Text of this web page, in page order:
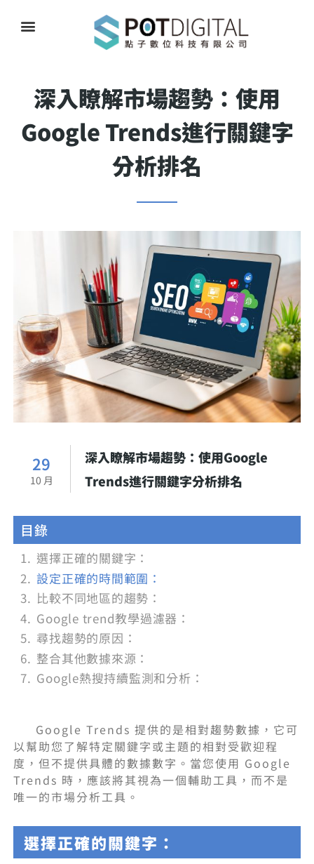
深入瞭解市場趨勢：使用
Google Trends進行關鍵字
分析排名
29
10 月
深入瞭解市場趨勢：使用Google
Trends進行關鍵字分析排名
目錄
選擇正確的關鍵字：
設定正確的時間範圍：
比較不同地區的趨勢：
Google trend教學過濾器：
尋找趨勢的原因：
整合其他數據來源：
Google熱搜持續監測和分析：
Google Trends 提供的是相對趨勢數據，它可
以幫助您了解特定關鍵字或主題的相對受歡迎程
度，但不提供具體的數據數字。當您使用 Google
Trends 時，應該將其視為一個輔助工具，而不是
唯一的市場分析工具。
選擇正確的關鍵字：